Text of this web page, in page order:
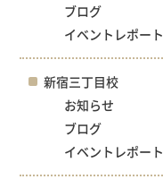
ブログ
イベントレポート
新宿三丁目校
お知らせ
ブログ
イベントレポート